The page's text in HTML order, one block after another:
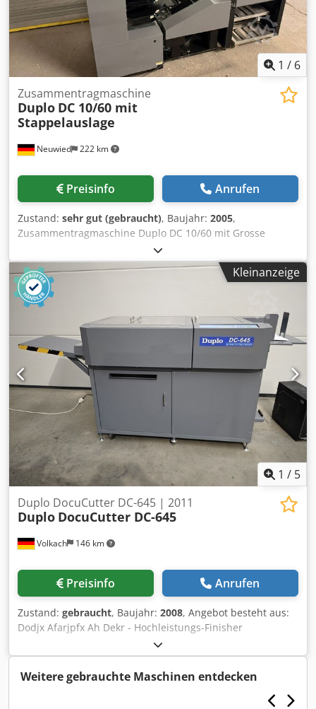
1 / 6
Neuwied 222 km
Zusammentragmaschine
Duplo DC 10/60 mit
Stappelauslage
Preisinfo Anrufen
Zustand: sehr gut (gebraucht), Baujahr: 2005,
Zusammentragmaschine Duplo DC 10/60 mit Grosse
Stappelauslage . . Dkedpfx Asyrh Skoh Der
Kleinanzeige
1 / 5
Volkach 146 km
Duplo DocuCutter DC-645 | 2011
Duplo DocuCutter DC-645
Preisinfo Anrufen
Zustand: gebraucht, Baujahr: 2008, Angebot besteht aus:
Dodjx Afarjpfx Ah Dekr - Hochleistungs-Finisher
DocuCutter DC-645 Duplo DocuCutter DC-645
Hochleistungs-Finisher für digitale Farbdrucke: - Anleger:
Saug-/ Blasluftanleger mit Ausrichtestrecke - Bedienung:
per LCD-Display - Steuerung: Barcodesteuerung - PC
Weitere gebrauchte Maschinen entdecken